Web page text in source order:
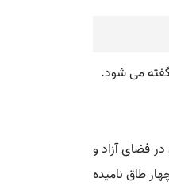
گفته می شود.
آنان در فضای آزاد و
طاق نامیده